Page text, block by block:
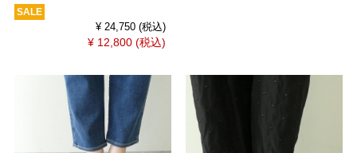
SALE
¥ 24,750 (税込)
¥ 12,800 (税込)